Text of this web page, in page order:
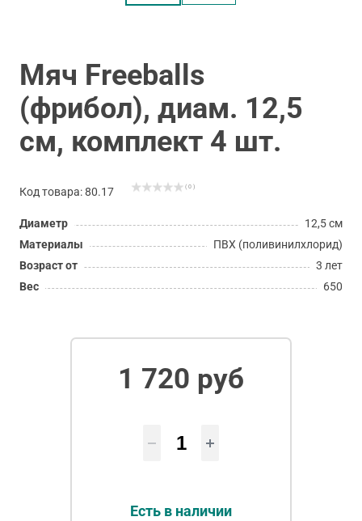
Мяч Freeballs
(фрибол), диам. 12,5
см, комплект 4 шт.
Код товара: 80.17 ( 0 )
Диаметр
12,5 см
Материалы
ПВХ (поливинилхлорид)
Возраст от
3 лет
Вес
650
1 720 руб
Есть в наличии